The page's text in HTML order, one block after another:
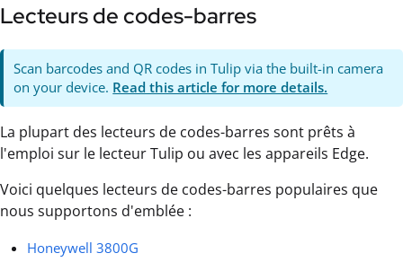
Lecteurs de codes-barres
Scan barcodes and QR codes in Tulip via the built-in camera
on your device. Read this article for more details.
La plupart des lecteurs de codes-barres sont prêts à
l'emploi sur le lecteur Tulip ou avec les appareils Edge.
Voici quelques lecteurs de codes-barres populaires que
nous supportons d'emblée :
Honeywell 3800G